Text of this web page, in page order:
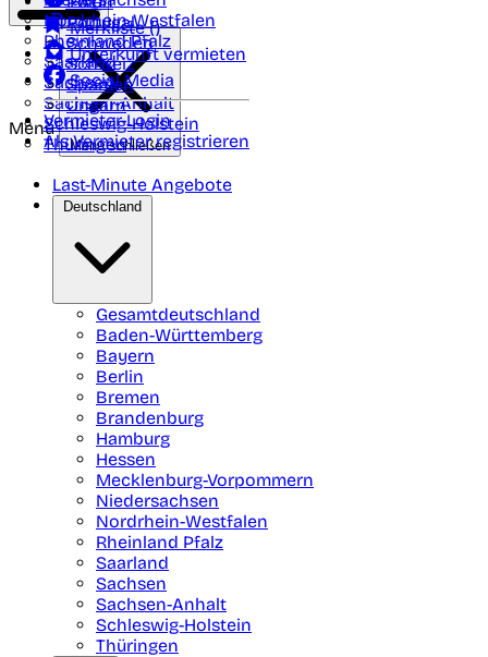
Nordrhein-Westfalen
Rheinland Pfalz
Saarland
Sachsen
Sachsen-Anhalt
Schleswig-Holstein
Thüringen
Portugal
Schweden
Schweiz
Spanien
Ungarn
Merkliste ()
Unterkunft vermieten
Social Media
Vermieter-Login
Als Vermieter registrieren
Menü
Menü schließen
Last-Minute Angebote
Deutschland
Gesamtdeutschland
Baden-Württemberg
Bayern
Berlin
Bremen
Brandenburg
Hamburg
Hessen
Mecklenburg-Vorpommern
Niedersachsen
Nordrhein-Westfalen
Rheinland Pfalz
Saarland
Sachsen
Sachsen-Anhalt
Schleswig-Holstein
Thüringen